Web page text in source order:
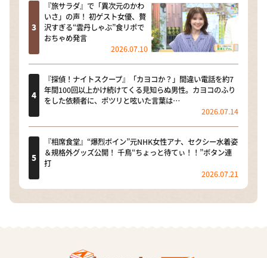
『旅サラダ』で「異次元のかわ
いさ」の声！ 初ゲスト女優、贅
沢すぎる“雲丹しゃぶ”食リポで
おちゃめ発言
2026.07.10
『探偵！ナイトスクープ』「カヨコか？」間違い電話を約7
年間100回以上かけ続けてくる見知らぬ男性。カヨコのふり
をした依頼者に、ポツリと呟いた言葉は…
2026.07.14
『相席食堂』“爆烈ボイン”元NHK女性アナ、セクシー水着姿
＆規格外グッズ公開！ 千鳥“ちょっと待てぃ！！”ボタン連
打
2026.07.21